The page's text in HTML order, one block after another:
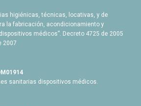
higiénicas, técnicas, locativas, y de
la fabricación, acondicionamiento y
médicos”. Decreto 4725 de 2005
2007
sanitarias dispositivos médicos.